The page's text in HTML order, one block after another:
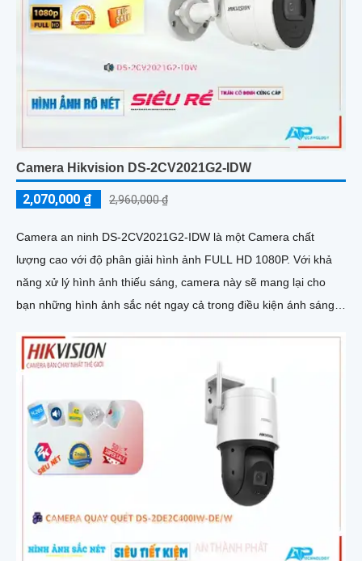
Camera Hikvision DS-2CV2021G2-IDW
2,070,000 ₫ 2,960,000 ₫
Camera an ninh DS-2CV2021G2-IDW là một Camera chất
lượng cao với độ phân giải hình ảnh FULL HD 1080P. Với khả
năng xử lý hình ảnh thiếu sáng, camera này sẽ mang lại cho
bạn những hình ảnh sắc nét ngay cả trong điều kiện ánh sáng